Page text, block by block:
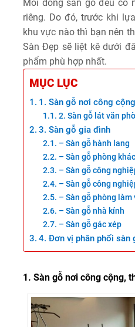
Mỗi dòng sàn gỗ đều có
riêng. Do đó, trước khi
khu vực nào thì bạn nên
Sàn Đẹp sẽ liệt kê dưới
phẩm phù hợp nhất.
MỤC LỤC
1. Sàn gỗ nơi công
2. Sàn gỗ lát văn
3. Sàn gỗ gia đình
– Sàn gỗ hành lang
– Sàn gỗ phòng
– Sàn gỗ công
– Sàn gỗ công
– Sàn gỗ phòng
– Sàn gỗ nhà kính
– Sàn gỗ gác xép
4. Đơn vị phân phối sàn
1. Sàn gỗ nơi công cộng,